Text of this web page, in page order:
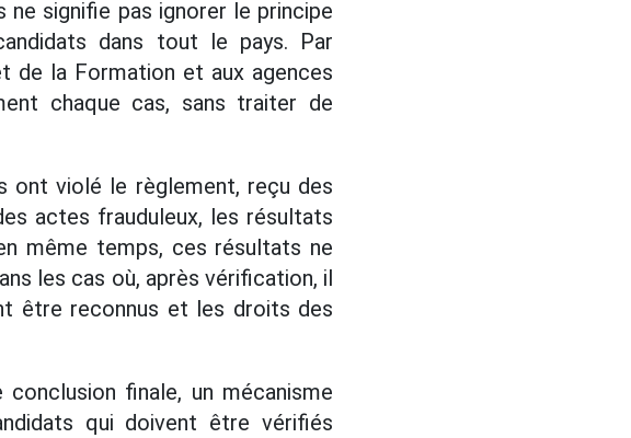
signifie pas ignorer le principe
dans tout le pays. Par
de la Formation et aux agences
chaque cas, sans traiter de
ont violé le règlement, reçu des
actes frauduleux, les résultats
même temps, ces résultats ne
les cas où, après vérification, il
être reconnus et les droits des
finale, un mécanisme
qui doivent être vérifiés